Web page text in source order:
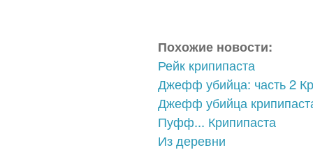
Похожие новости:
Рейк крипипаста
Джефф убийца: часть 2
Джефф убийца
Пуфф... Крипипаста
Из деревни